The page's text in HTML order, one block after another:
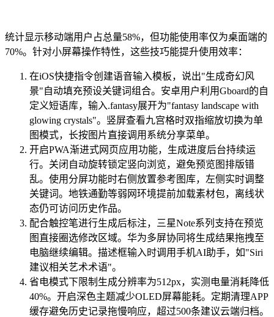
统计显示移动端用户占总量58%，但功能使用率仅为桌面端的
70%。针对小屏幕操作特性，这些技巧能提升使用效率：
在iOS快捷指令创建语音输入模板，说出"生成奇幻风
景"自动填充预设关键词组合。安卓用户利用Gboard的自
定义短语库，输入.fantasy展开为"fantasy landscape with
glowing crystals"。竖屏查看九宫格时双指缩放切换为单
图模式，长按图片直接调用系统分享菜单。
开启PWA渐进式网页应用功能，生成进度后台持续运
行。关闭自动旋转锁定竖向浏览，避免预览图排版错
乱。使用分屏功能时右侧放置参考图库，左侧实时调整
关键词。地铁通勤等弱网环境提前加载素材包，离线状
态仍可访问历史作品。
配合触控笔进行生成后标注，三星Note系列支持在预览
图直接圈选修改区域。华为多屏协同将生成结果拖拽至
电脑继续编辑。描述框输入时调用手机AI助手，如"Siri
建议相关艺术术语"。
省电模式下限制生成分辨率为512px，实测电量消耗降低
40%。开启深色主题减少OLED屏幕能耗。定期清理APP
缓存避免历史记录拖慢响应，超过500条建议云端归档。